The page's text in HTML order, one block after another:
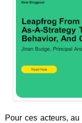
Pour ces acteurs,